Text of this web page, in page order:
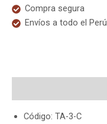
Compra segura
Envíos a todo el Perú
Código: TA-3-C